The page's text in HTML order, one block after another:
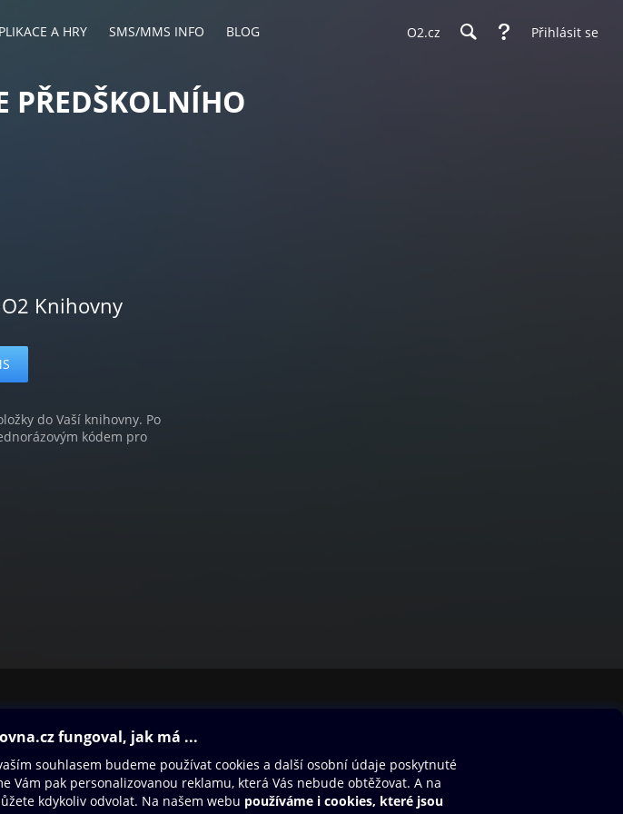
A HRY SMS/MMS INFO BLOG O2.cz Přihlásit se
PŘEDŠKOLNÍHO
Knihovny
do Vaší knihovny. Po
kódem pro